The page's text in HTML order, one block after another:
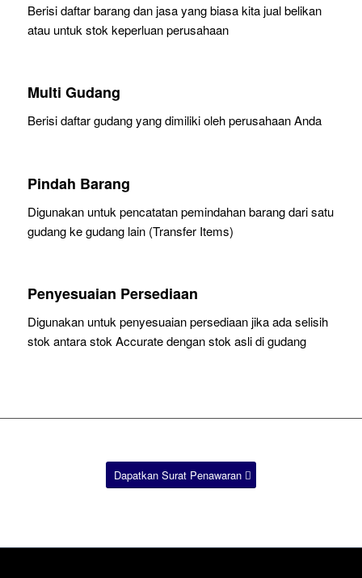
Berisi daftar barang dan jasa yang biasa kita jual belikan
atau untuk stok keperluan perusahaan
Multi Gudang
Berisi daftar gudang yang dimiliki oleh perusahaan Anda
Pindah Barang
Digunakan untuk pencatatan pemindahan barang dari satu
gudang ke gudang lain (Transfer Items)
Penyesuaian Persediaan
Digunakan untuk penyesuaian persediaan jika ada selisih
stok antara stok Accurate dengan stok asli di gudang
Dapatkan Surat Penawaran